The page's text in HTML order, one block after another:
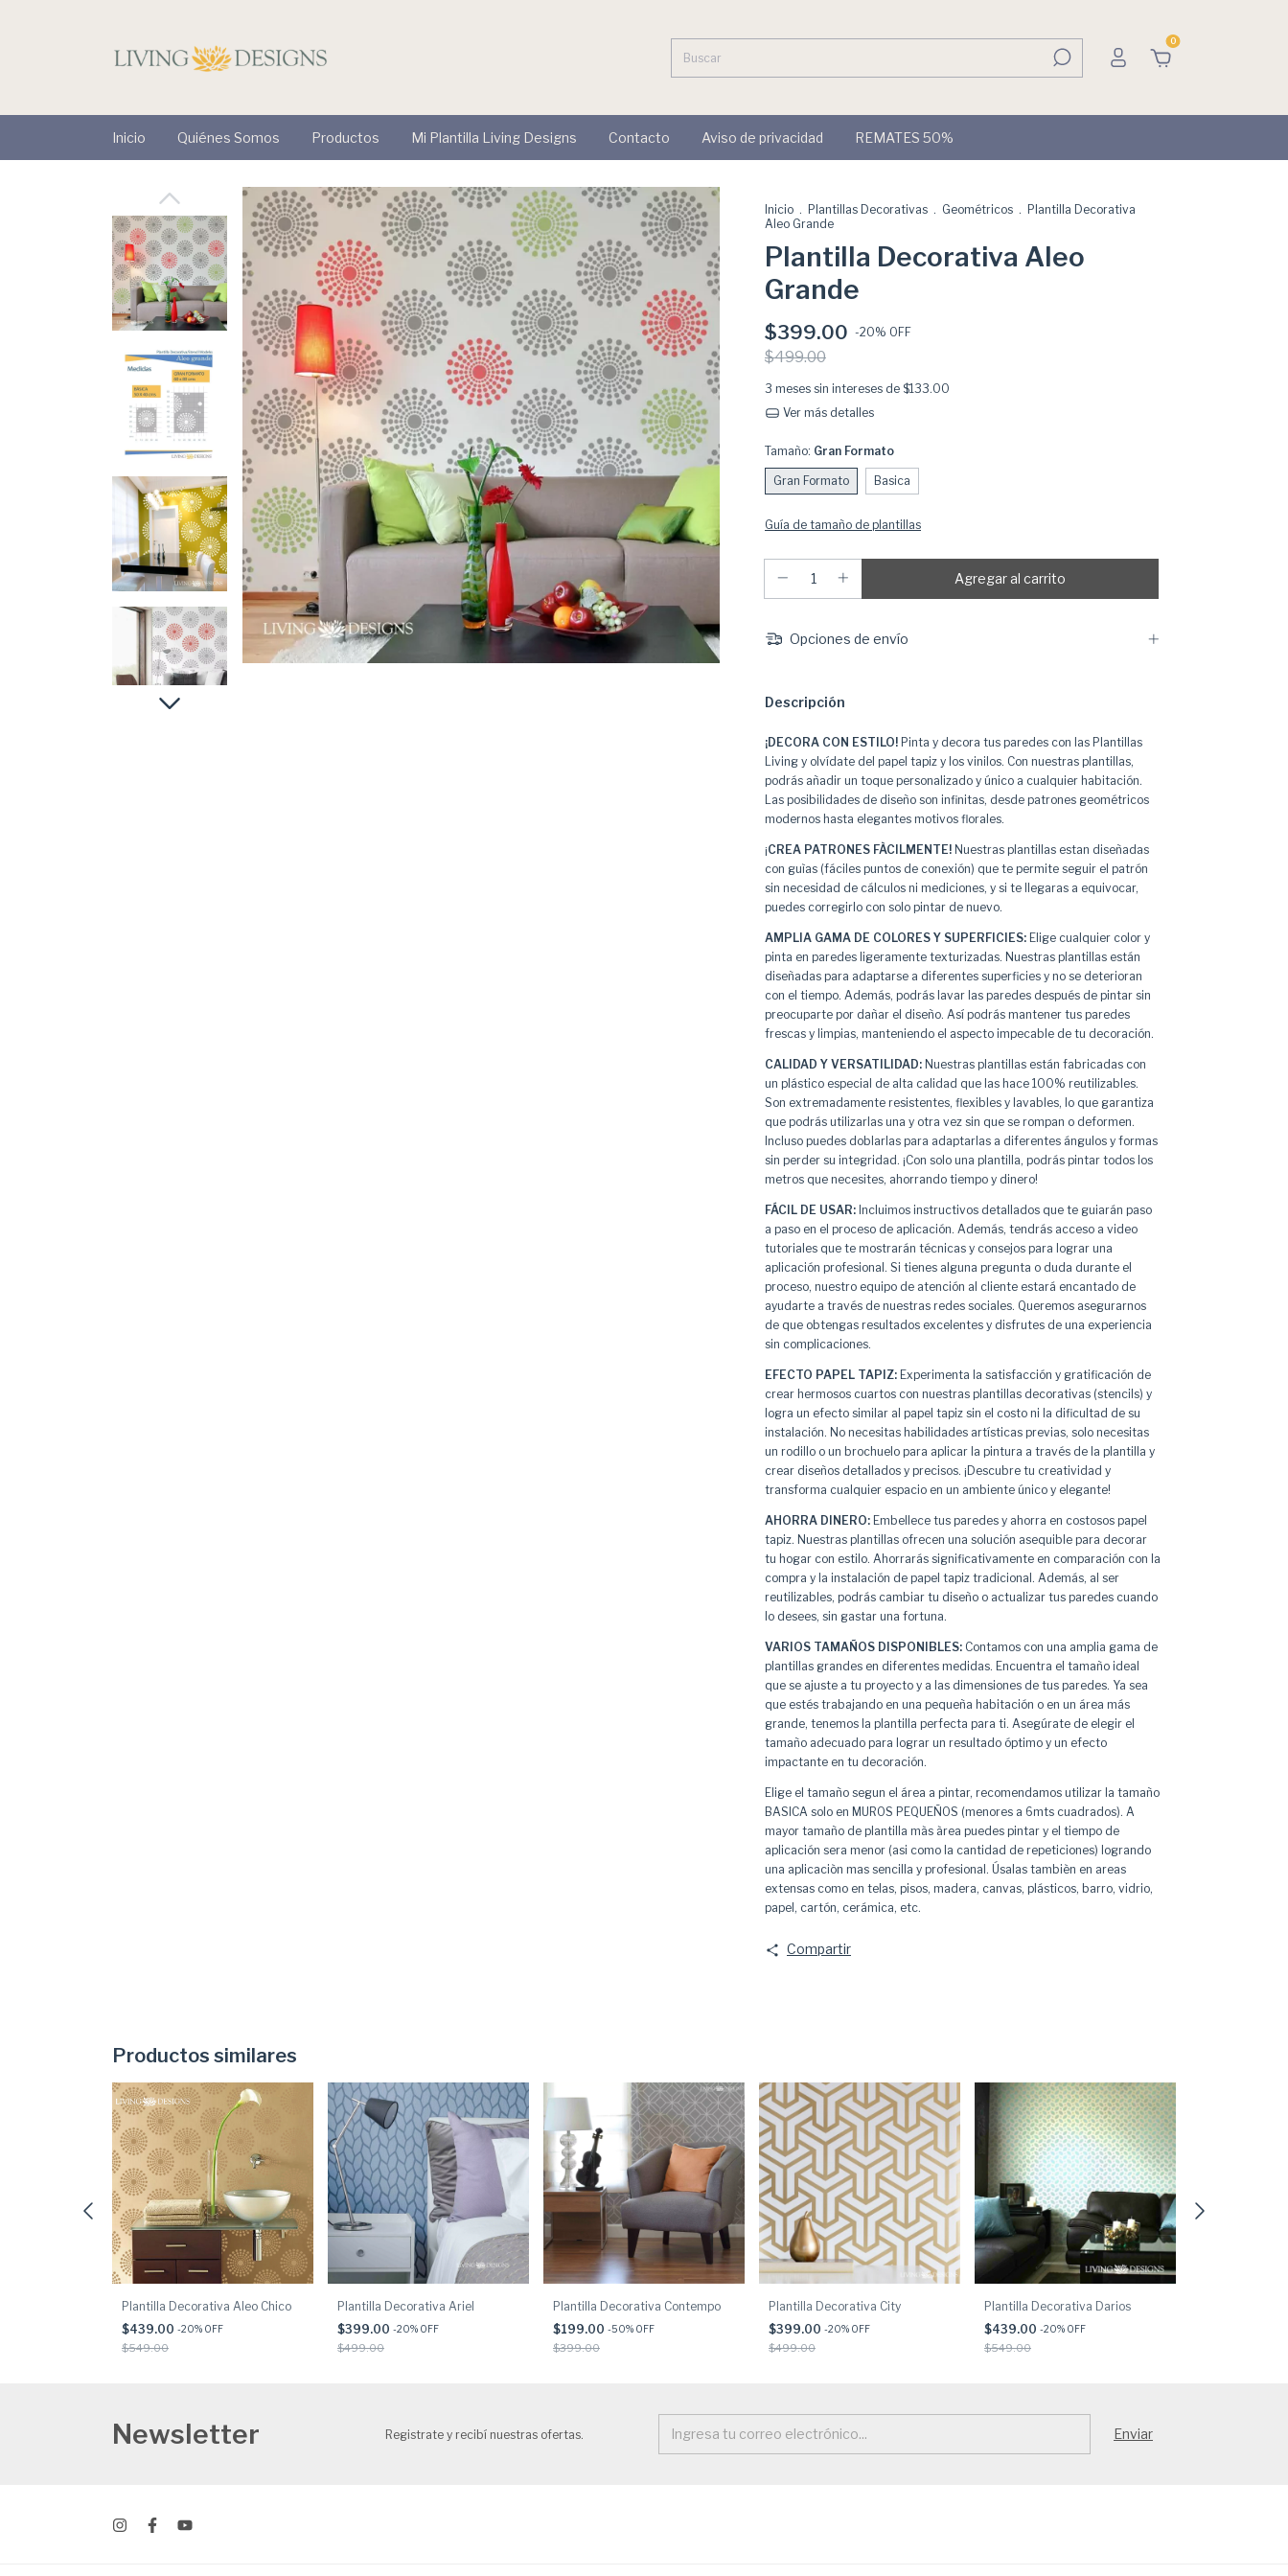
0
Inicio Quiénes Somos Productos Mi Plantilla Living Designs Contacto Aviso de privacidad REMATES 50%
Inicio . Plantillas Decorativas . Geométricos . Plantilla Decorativa
Aleo Grande
Plantilla Decorativa Aleo
Grande
$399.00 -20% OFF
$499.00
3 meses sin intereses de $133.00
Ver más detalles
Tamaño: Gran Formato
Gran Formato Basica
Guía de tamaño de plantillas
Opciones de envío
Descripción
¡DECORA CON ESTILO! Pinta y decora tus paredes con las Plantillas
Living y olvídate del papel tapiz y los vinilos. Con nuestras plantillas,
podrás añadir un toque personalizado y único a cualquier habitación.
Las posibilidades de diseño son infinitas, desde patrones geométricos
modernos hasta elegantes motivos florales.
¡CREA PATRONES FÀCILMENTE! Nuestras plantillas estan diseñadas
con guìas (fáciles puntos de conexión) que te permite seguir el patrón
sin necesidad de cálculos ni mediciones, y si te llegaras a equivocar,
puedes corregirlo con solo pintar de nuevo.
AMPLIA GAMA DE COLORES Y SUPERFICIES: Elige cualquier color y
pinta en paredes ligeramente texturizadas. Nuestras plantillas están
diseñadas para adaptarse a diferentes superficies y no se deterioran
con el tiempo. Además, podrás lavar las paredes después de pintar sin
preocuparte por dañar el diseño. Así podrás mantener tus paredes
frescas y limpias, manteniendo el aspecto impecable de tu decoración.
CALIDAD Y VERSATILIDAD: Nuestras plantillas están fabricadas con
un plástico especial de alta calidad que las hace 100% reutilizables.
Son extremadamente resistentes, flexibles y lavables, lo que garantiza
que podrás utilizarlas una y otra vez sin que se rompan o deformen.
Incluso puedes doblarlas para adaptarlas a diferentes ángulos y formas
sin perder su integridad. ¡Con solo una plantilla, podrás pintar todos los
metros que necesites, ahorrando tiempo y dinero!
FÁCIL DE USAR: Incluimos instructivos detallados que te guiarán paso
a paso en el proceso de aplicación. Además, tendrás acceso a video
tutoriales que te mostrarán técnicas y consejos para lograr una
aplicación profesional. Si tienes alguna pregunta o duda durante el
proceso, nuestro equipo de atención al cliente estará encantado de
ayudarte a través de nuestras redes sociales. Queremos asegurarnos
de que obtengas resultados excelentes y disfrutes de una experiencia
sin complicaciones.
EFECTO PAPEL TAPIZ: Experimenta la satisfacción y gratificación de
crear hermosos cuartos con nuestras plantillas decorativas (stencils) y
logra un efecto similar al papel tapiz sin el costo ni la dificultad de su
instalación. No necesitas habilidades artísticas previas, solo necesitas
un rodillo o un brochuelo para aplicar la pintura a través de la plantilla y
crear diseños detallados y precisos. ¡Descubre tu creatividad y
transforma cualquier espacio en un ambiente único y elegante!
AHORRA DINERO: Embellece tus paredes y ahorra en costosos papel
tapiz. Nuestras plantillas ofrecen una solución asequible para decorar
tu hogar con estilo. Ahorrarás significativamente en comparación con la
compra y la instalación de papel tapiz tradicional. Además, al ser
reutilizables, podrás cambiar tu diseño o actualizar tus paredes cuando
lo desees, sin gastar una fortuna.
VARIOS TAMAÑOS DISPONIBLES: Contamos con una amplia gama de
plantillas grandes en diferentes medidas. Encuentra el tamaño ideal
que se ajuste a tu proyecto y a las dimensiones de tus paredes. Ya sea
que estés trabajando en una pequeña habitación o en un área más
grande, tenemos la plantilla perfecta para ti. Asegúrate de elegir el
tamaño adecuado para lograr un resultado óptimo y un efecto
impactante en tu decoración.
Elige el tamaño segun el área a pintar, recomendamos utilizar la tamaño
BASICA solo en MUROS PEQUEÑOS (menores a 6mts cuadrados). A
mayor tamaño de plantilla màs àrea puedes pintar y el tiempo de
aplicación sera menor (asi como la cantidad de repeticiones) logrando
una aplicaciòn mas sencilla y profesional. Úsalas tambièn en areas
extensas como en telas, pisos, madera, canvas, plásticos, barro, vidrio,
papel, cartón, cerámica, etc.
Compartir
Productos similares
Plantilla Decorativa Aleo Chico
$439.00 -20% OFF
$549.00
Plantilla Decorativa Ariel
$399.00 -20% OFF
$499.00
Plantilla Decorativa Contempo
$199.00 -50% OFF
$399.00
Plantilla Decorativa City
$399.00 -20% OFF
$499.00
Plantilla Decorativa Darios
$439.00 -20% OFF
$549.00
Newsletter Registrate y recibí nuestras ofertas.